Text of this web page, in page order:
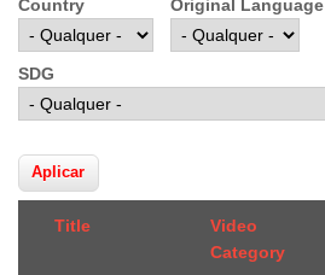
Country Original Language
SDG
Title
Video
Category